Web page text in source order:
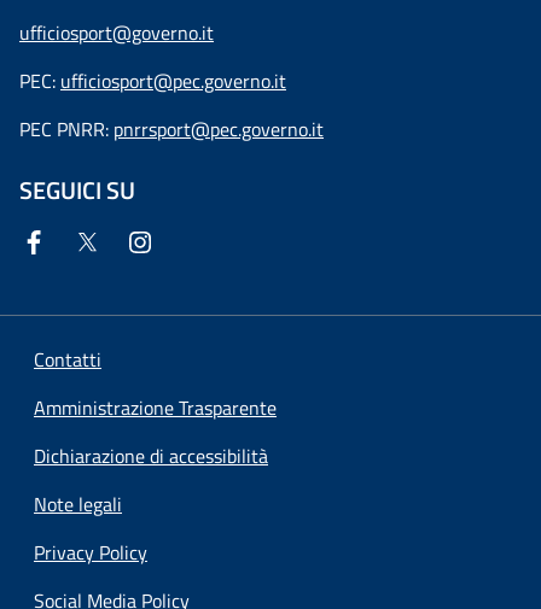
ufficiosport@governo.it
PEC: ufficiosport@pec.governo.it
PEC PNRR: pnrrsport@pec.governo.it
SEGUICI SU
Contatti
Amministrazione Trasparente
Dichiarazione di accessibilità
Note legali
Privacy Policy
Social Media Policy